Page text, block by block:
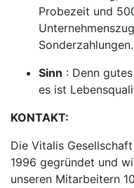
Probezeit und
Sonderzahlungen.
Sinn : Denn
es ist
KONTAKT:
Die Vitalis
1996 gegründet und
unseren Mitarbeitern